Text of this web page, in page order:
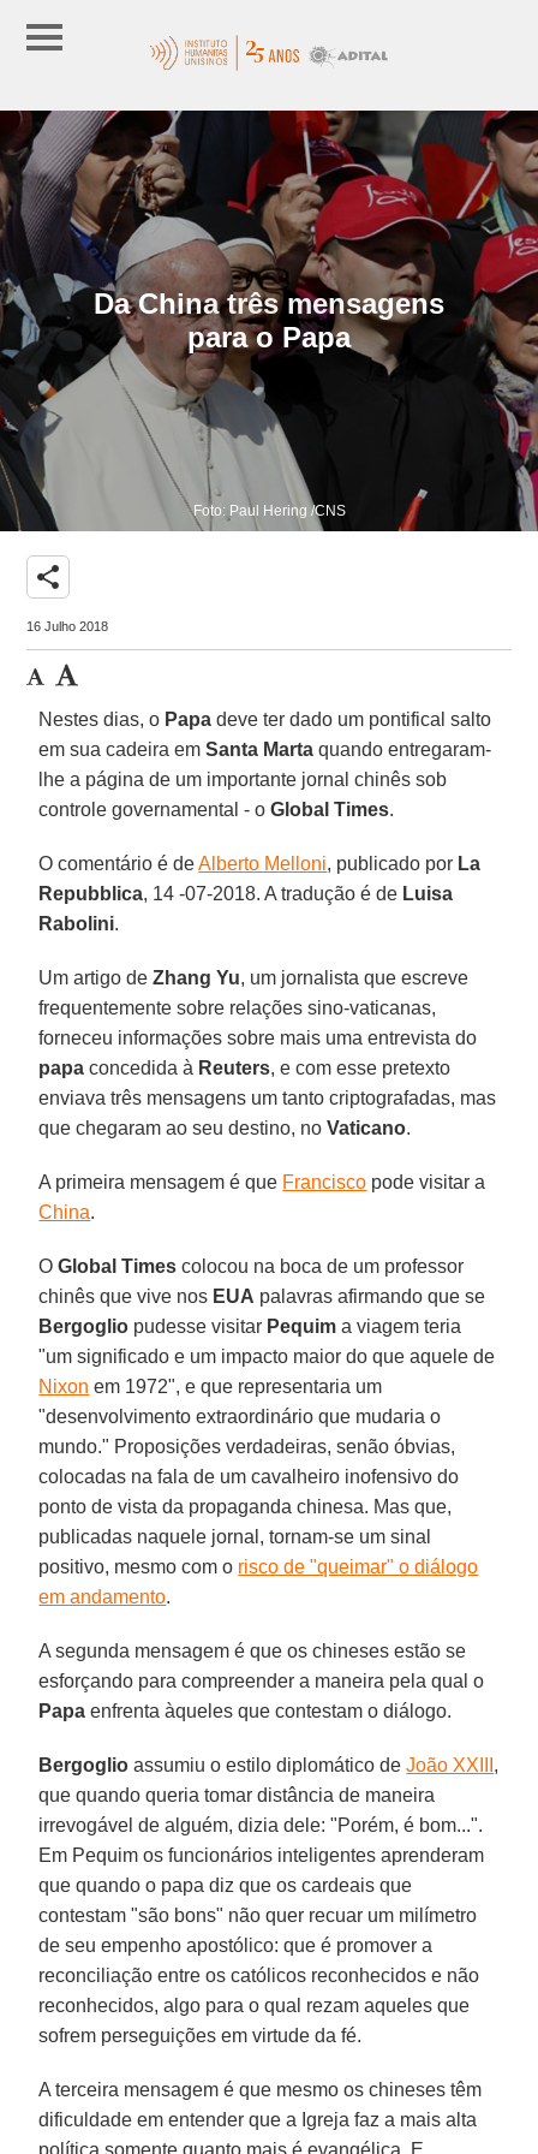
Da China três mensagens
para o Papa
Foto: Paul Hering /CNS
share
16 Julho 2018
Nestes dias, o Papadeve ter dado um pontifical salto
em sua cadeira emSanta Marta quando entregaram-
lhe a página de um importante jornal chinês sob
controle governamental - oGlobal Times.
O comentário é deAlberto Melloni, publicado por La
Repubblica, 14 -07-2018. A tradução é de Luisa
Rabolini.
Um artigo deZhang Yu, um jornalista que escreve
frequentemente sobre relações sino-vaticanas,
forneceu informações sobre mais uma entrevista do
papa concedida à Reuters, e com esse pretexto
enviava três mensagens um tanto criptografadas, mas
que chegaram ao seu destino, noVaticano.
A primeira mensagem é que Francisco pode visitar a
China.
OGlobal Times colocou na boca de um professor
chinês que vive nos EUA palavras afirmando que se
Bergoglio pudesse visitar Pequim a viagem teria
"um significado e um impacto maior do que aquele de
Nixon em 1972", e que representaria um
"desenvolvimento extraordinário que mudaria o
mundo." Proposições verdadeiras, senão óbvias,
colocadas na fala de um cavalheiro inofensivo do
ponto de vista da propaganda chinesa. Mas que,
publicadas naquele jornal, tornam-se um sinal
positivo, mesmo com o risco de "queimar" o diálogo
em andamento.
A segunda mensagem é que os chineses estão se
esforçando para compreender a maneira pela qual o
Papa enfrenta àqueles que contestam o diálogo.
Bergoglio assumiu o estilo diplomático deJoão XXIII ,
que quando queria tomar distância de maneira
irrevogável de alguém, dizia dele: "Porém, é bom...".
Em Pequim os funcionários inteligentes aprenderam
que quando o papa diz que os cardeais que
contestam "são bons" não quer recuar um milímetro
de seu empenho apostólico: que é promover a
reconciliação entre os católicos reconhecidos e não
reconhecidos, algo para o qual rezam aqueles que
sofrem perseguições em virtude da fé.
A terceira mensagem é que mesmo os chineses têm
dificuldade em entender que a Igreja faz a mais alta
política somente quanto mais é evangélica. E,